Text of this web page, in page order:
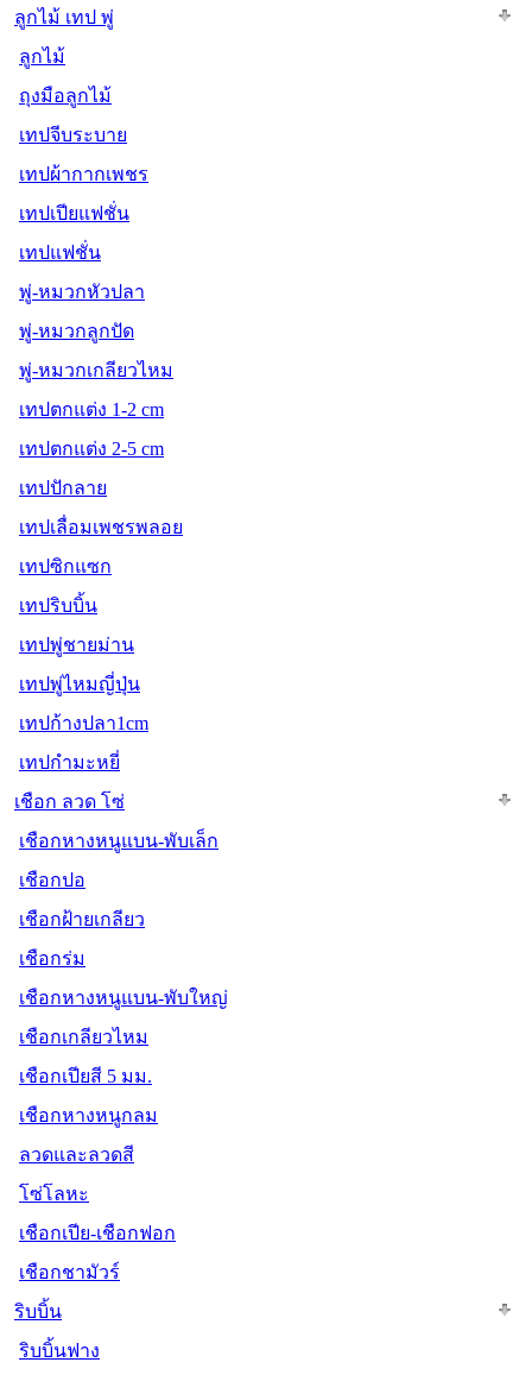
ลูกไม้ เทป พู่
ลูกไม้
ถุงมือลูกไม้
เทปจีบระบาย
เทปผ้ากากเพชร
เทปเปียแฟชั่น
เทปแฟชั่น
พู่-หมวกหัวปลา
พู่-หมวกลูกปัด
พู่-หมวกเกลียวไหม
เทปตกแต่ง 1-2 cm
เทปตกแต่ง 2-5 cm
เทปปักลาย
เทปเลื่อมเพชรพลอย
เทปซิกแซก
เทปริบบิ้น
เทปพู่ชายม่าน
เทปพู่ไหมญี่ปุ่น
เทปก้างปลา1cm
เทปกำมะหยี่
เชือก ลวด โซ่
เชือกหางหนูแบน-พับเล็ก
เชือกปอ
เชือกฝ้ายเกลียว
เชือกร่ม
เชือกหางหนูแบน-พับใหญ่
เชือกเกลียวไหม
เชือกเปียสี 5 มม.
เชือกหางหนูกลม
ลวดและลวดสี
โซ่โลหะ
เชือกเปีย-เชือกฟอก
เชือกชามัวร์
ริบบิ้น
ริบบิ้นฟาง